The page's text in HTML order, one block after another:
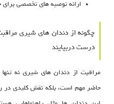
ارائه توصیه‌ های تخصصی
چگونه از دندان های شیری
درست دربیایند
مراقبت از دندان‌ های شیری نه‌
حاضر مهم است، بلکه نقش کلیدی در